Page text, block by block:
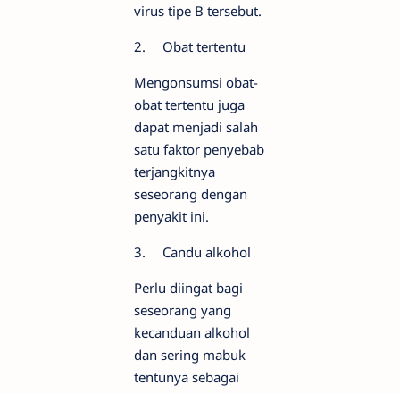
virus tipe B tersebut.
2.
Obat tertentu
Mengonsumsi obat-
obat tertentu juga
dapat menjadi salah
satu faktor penyebab
terjangkitnya
seseorang dengan
penyakit ini.
3.
Candu alkohol
Perlu diingat bagi
seseorang yang
kecanduan alkohol
dan sering mabuk
tentunya sebagai